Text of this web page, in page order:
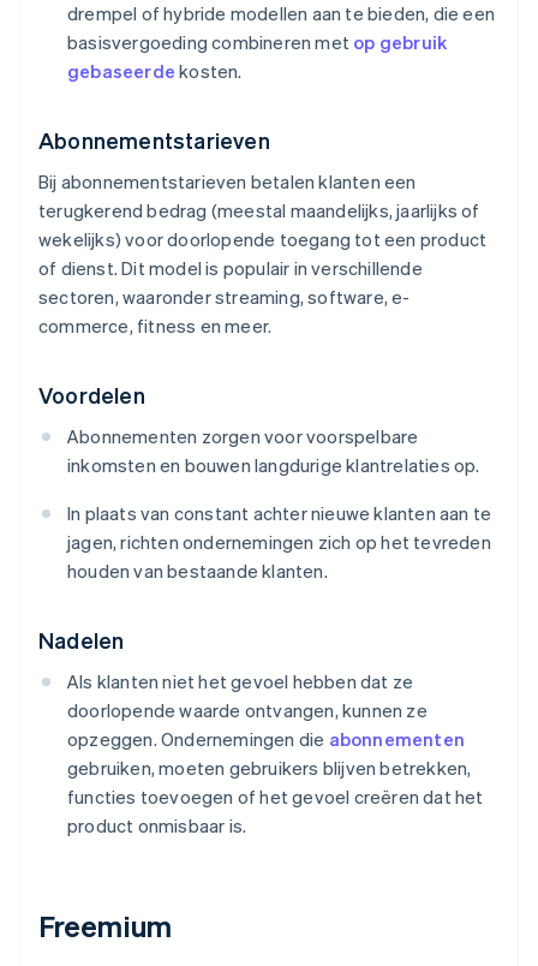
drempel of hybride modellen aan te bieden, die een
basisvergoeding combineren met op gebruik
gebaseerde kosten.
Abonnementstarieven
Bij abonnementstarieven betalen klanten een
terugkerend bedrag (meestal maandelijks, jaarlijks of
wekelijks) voor doorlopende toegang tot een product
of dienst. Dit model is populair in verschillende
sectoren, waaronder streaming, software, e-
commerce, fitness en meer.
Voordelen
Abonnementen zorgen voor voorspelbare
inkomsten en bouwen langdurige klantrelaties op.
In plaats van constant achter nieuwe klanten aan te
jagen, richten ondernemingen zich op het tevreden
houden van bestaande klanten.
Nadelen
Als klanten niet het gevoel hebben dat ze
doorlopende waarde ontvangen, kunnen ze
opzeggen. Ondernemingen die abonnementen
gebruiken, moeten gebruikers blijven betrekken,
functies toevoegen of het gevoel creëren dat het
product onmisbaar is.
Freemium